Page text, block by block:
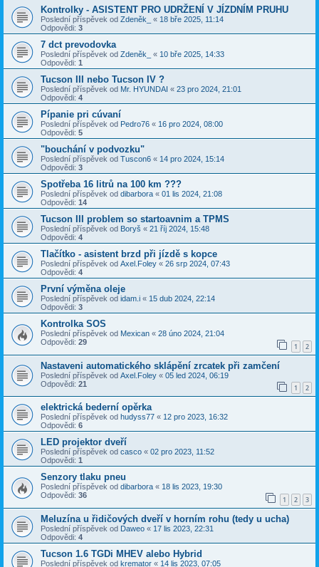
Kontrolky - ASISTENT PRO UDRŽENÍ V JÍZDNÍM PRUHU
Poslední příspěvek od Zdeněk_ « 18 bře 2025, 11:14
Odpovědi: 3
7 dct prevodovka
Poslední příspěvek od Zdeněk_ « 10 bře 2025, 14:33
Odpovědi: 1
Tucson III nebo Tucson IV ?
Poslední příspěvek od Mr. HYUNDAI « 23 pro 2024, 21:01
Odpovědi: 4
Pípanie pri cúvaní
Poslední příspěvek od Pedro76 « 16 pro 2024, 08:00
Odpovědi: 5
"bouchání v podvozku"
Poslední příspěvek od Tuscon6 « 14 pro 2024, 15:14
Odpovědi: 3
Spotřeba 16 litrů na 100 km ???
Poslední příspěvek od dibarbora « 01 lis 2024, 21:08
Odpovědi: 14
Tucson III problem so startoavnim a TPMS
Poslední příspěvek od Boryš « 21 říj 2024, 15:48
Odpovědi: 4
Tlačítko - asistent brzd při jízdě s kopce
Poslední příspěvek od Axel.Foley « 26 srp 2024, 07:43
Odpovědi: 4
První výměna oleje
Poslední příspěvek od idam.i « 15 dub 2024, 22:14
Odpovědi: 3
Kontrolka SOS
Poslední příspěvek od Mexican « 28 úno 2024, 21:04
Odpovědi: 29 1 2
Nastaveni automatického sklápění zrcatek při zamčení
Poslední příspěvek od Axel.Foley « 05 led 2024, 06:19
Odpovědi: 21 1 2
elektrická bederní opěrka
Poslední příspěvek od hudyss77 « 12 pro 2023, 16:32
Odpovědi: 6
LED projektor dveří
Poslední příspěvek od casco « 02 pro 2023, 11:52
Odpovědi: 1
Senzory tlaku pneu
Poslední příspěvek od dibarbora « 18 lis 2023, 19:30
Odpovědi: 36 1 2 3
Meluzína u řidičových dveří v horním rohu (tedy u ucha)
Poslední příspěvek od Daweo « 17 lis 2023, 22:31
Odpovědi: 4
Tucson 1.6 TGDi MHEV alebo Hybrid
Poslední příspěvek od kremator « 14 lis 2023, 07:05